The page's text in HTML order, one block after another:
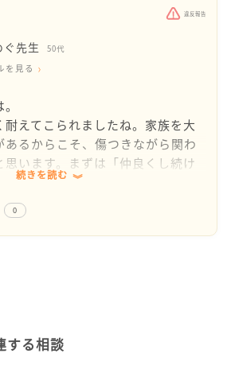
ら、長い間たくさんのことをお一
苦しさが伝わってきました
、家事の負担、兄弟間の問題、
気持ち」と「傷つけられる現
く、彩さんの長年の疲労感が伝
絡み合っている状況では、一度
ことはどうしても難しいと感じま
少しずつ絞っていってみてはいか
とるしかない」と言われたとの
くしたい気持ちも、犬猫やお父
ちも、とてもお強いですよね
違反報告
ぐ先生 50代
を見る
耐えてこられましたね。家族を大
るからこそ、傷つきながら関わ
思います。まずは「仲良くし続け
すぎず、安全に関わることを目標
。
に「今日は送迎だけ」「説教が始
の材料になり、気持ちの整理に
続きを読む
0
する相談